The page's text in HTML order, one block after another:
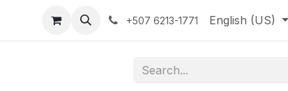
+507 6213-1771 English (US)